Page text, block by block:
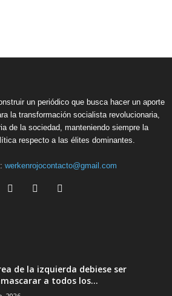
un periódico que busca hacer un aporte
la transformación socialista revolucionaria,
de la sociedad, manteniendo siempre la
respecto a las élites dominantes.
werkenrojocontacto@gmail.com
de la izquierda debiese ser
a todos los...